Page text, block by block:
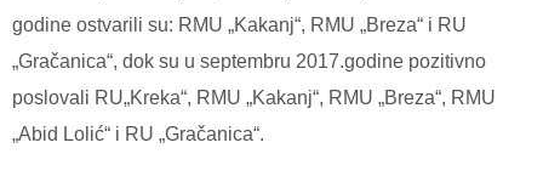
godine ostvarili su: RMU „Kakanj“, RMU „Breza“ i RU
„Gračanica“, dok su u septembru 2017.godine pozitivno
poslovali RU„Kreka“, RMU „Kakanj“, RMU „Breza“, RMU
„Abid Lolić“ i RU „Gračanica“.